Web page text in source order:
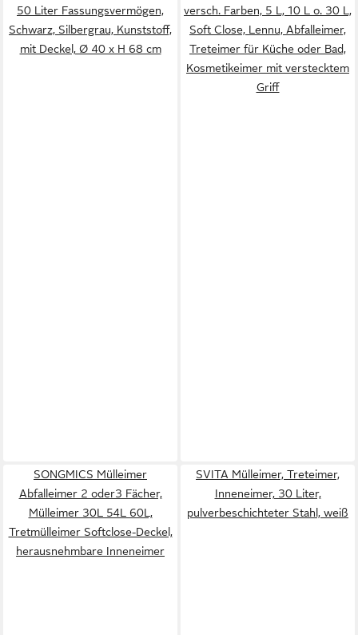
50 Liter Fassungsvermögen,
Schwarz, Silbergrau, Kunststoff,
mit Deckel, Ø 40 x H 68 cm
versch. Farben, 5 L, 10 L o. 30 L,
Soft Close, Lennu, Abfalleimer,
Treteimer für Küche oder Bad,
Kosmetikeimer mit verstecktem
Griff
SONGMICS Mülleimer
Abfalleimer 2 oder3 Fächer,
Mülleimer 30L 54L 60L,
Tretmülleimer Softclose-Deckel,
herausnehmbare Inneneimer
SVITA Mülleimer, Treteimer,
Inneneimer, 30 Liter,
pulverbeschichteter Stahl, weiß